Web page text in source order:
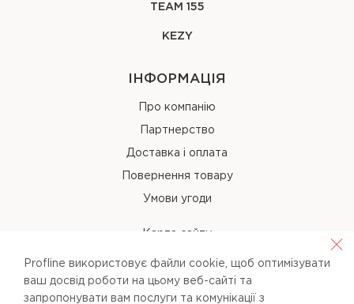
TEAM 155
KEZY
ІНФОРМАЦІЯ
Про компанію
Партнерство
Доставка і оплата
Повернення товару
Умови угоди
Карта сайту
КОНТАКТИ
Profline використовує файли cookie, щоб оптимізувати
ваш досвід роботи на цьому веб-сайті та
запропонувати вам послуги та комунікації з